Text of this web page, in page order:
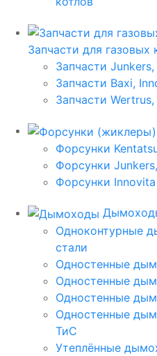
Запчасти для газовых
Запчасти
Запчасти Baxi,
Запчасти
Форсунки
Форсунки
Форсунки Innovita
Одноконтурные
стали
Одностенные
Одностенные
Одностенные
Одностенные
ТиС
Утеплённые